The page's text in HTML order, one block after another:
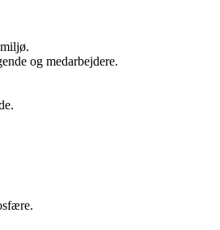
og medarbejdere.